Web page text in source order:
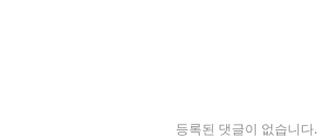
등록된 댓글이 없습니다.